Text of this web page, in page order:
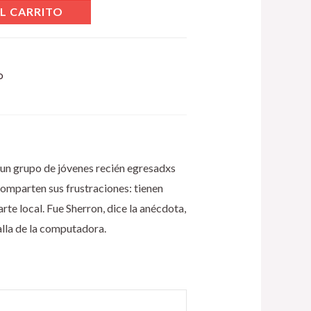
CARRITO
grupo de jóvenes recién egresadxs
sus frustraciones: tienen
local. Fue Sherron, dice la anécdota,
de la computadora.